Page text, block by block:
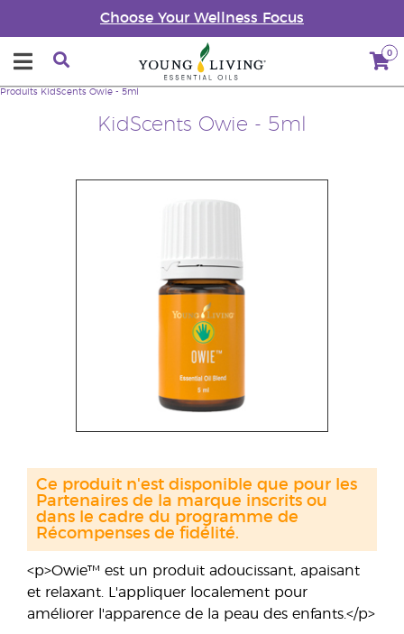
Choose Your Wellness Focus
0
KidScents Owie - 5ml
Produits KidScents Owie - 5ml
<p>Owie™ est un produit adoucissant, apaisant
et relaxant. L'appliquer localement pour
améliorer l'apparence de la peau des enfants.</p>
Ce produit n'est disponible que pour les
Partenaires de la marque inscrits ou
dans le cadre du programme de
Récompenses de fidélité.